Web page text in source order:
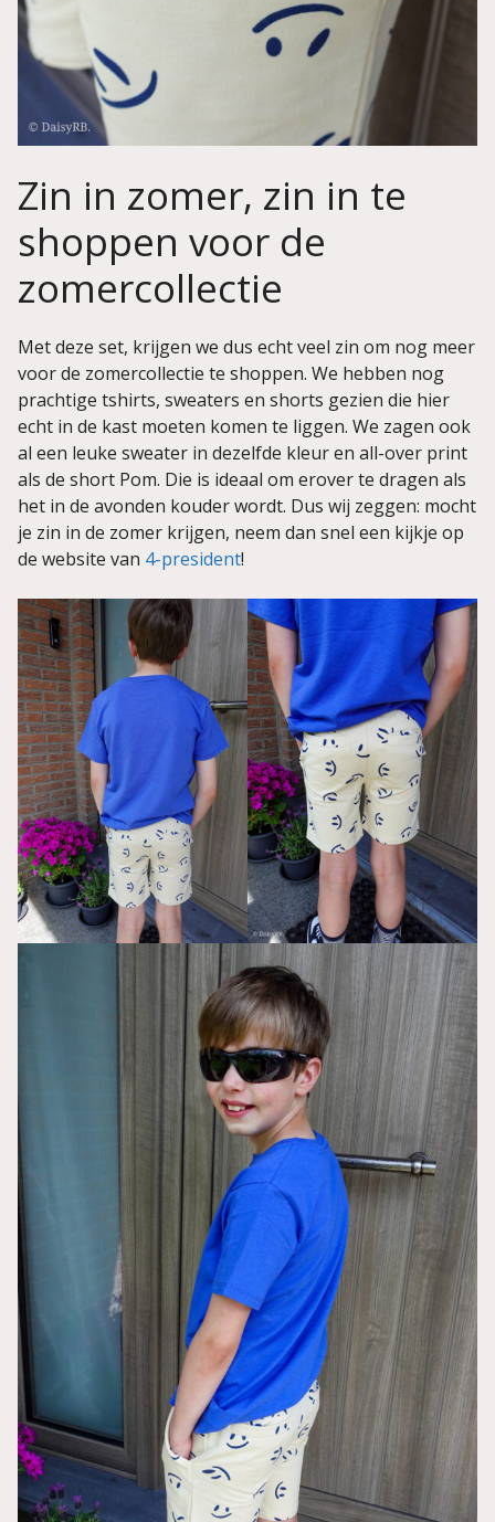
Zin in zomer, zin in te
shoppen voor de
zomercollectie
Met deze set, krijgen we dus echt veel zin om nog meer
voor de zomercollectie te shoppen. We hebben nog
prachtige tshirts, sweaters en shorts gezien die hier
echt in de kast moeten komen te liggen. We zagen ook
al een leuke sweater in dezelfde kleur en all-over print
als de short Pom. Die is ideaal om erover te dragen als
het in de avonden kouder wordt. Dus wij zeggen: mocht
je zin in de zomer krijgen, neem dan snel een kijkje op
de website van 4-president!